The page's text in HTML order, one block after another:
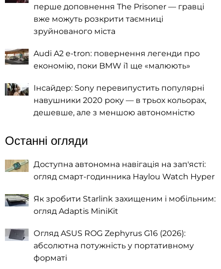
перше доповнення The Prisoner — гравці
вже можуть розкрити таємниці
зруйнованого міста
Audi A2 e-tron: повернення легенди про
економію, поки BMW i1 ще «малюють»
Інсайдер: Sony перевипустить популярні
навушники 2020 року — в трьох кольорах,
дешевше, але з меншою автономністю
Останні огляди
Доступна автономна навігація на зап'ясті:
огляд смарт-годинника Haylou Watch Hyper
Як зробити Starlink захищеним і мобільним:
огляд Adaptis MiniKit
Огляд ASUS ROG Zephyrus G16 (2026):
абсолютна потужність у портативному
форматі